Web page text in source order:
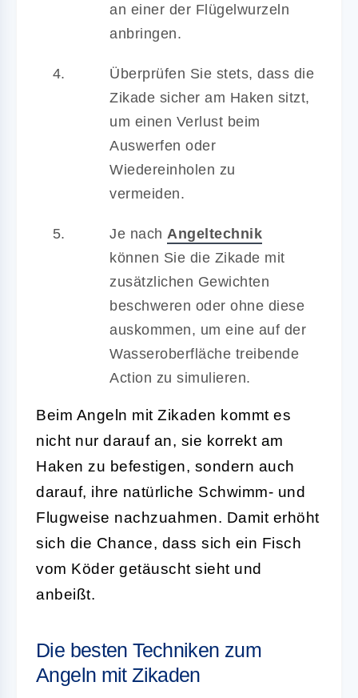
an einer der Flügelwurzeln
anbringen.
Überprüfen Sie stets, dass die
Zikade sicher am Haken sitzt,
um einen Verlust beim
Auswerfen oder
Wiedereinholen zu
vermeiden.
Je nach Angeltechnik
können Sie die Zikade mit
zusätzlichen Gewichten
beschweren oder ohne diese
auskommen, um eine auf der
Wasseroberfläche treibende
Action zu simulieren.
Beim Angeln mit Zikaden kommt es
nicht nur darauf an, sie korrekt am
Haken zu befestigen, sondern auch
darauf, ihre natürliche Schwimm- und
Flugweise nachzuahmen. Damit erhöht
sich die Chance, dass sich ein Fisch
vom Köder getäuscht sieht und
anbeißt.
Die besten Techniken zum
Angeln mit Zikaden